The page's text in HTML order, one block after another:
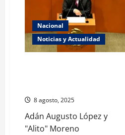
la
propiedad
intelectual
de
pueblos
originarios
tras
Nacional
Noticias y Actualidad
8 agosto, 2025
Adán Augusto López y
"Alito" Moreno